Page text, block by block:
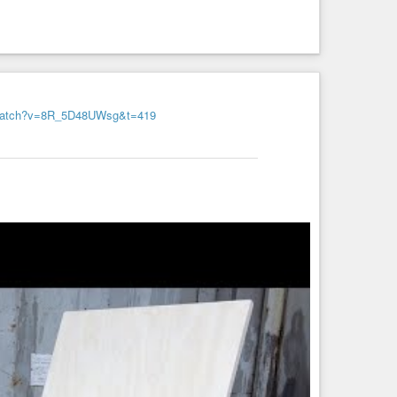
im Wege. Da haben wir eine brauchbare